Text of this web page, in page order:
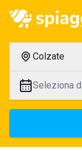
Colzate
Seleziona